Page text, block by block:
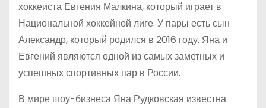
хоккеиста Евгения Малкина, который играет в
Национальной хоккейной лиге. У пары есть сын
Александр, который родился в 2016 году. Яна и
Евгений являются одной из самых заметных и
успешных спортивных пар в России.
В мире шоу-бизнеса Яна Рудковская известна